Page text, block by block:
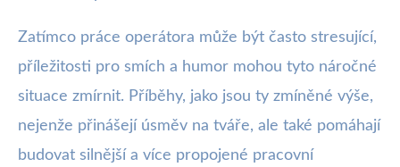
Zatímco práce operátora může být často stresující,
příležitosti pro smích a humor mohou tyto náročné
situace zmírnit. Příběhy, jako jsou ty zmíněné výše,
nejenže přinášejí úsměv na tváře, ale také pomáhají
budovat silnější a více propojené pracovní